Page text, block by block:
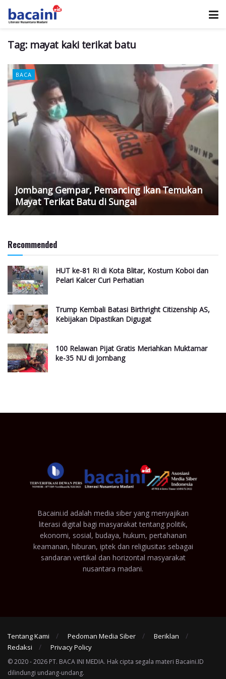
Tag: mayat kaki terikat batu
BACA
Jombang Gempar, Pemancing Ikan Temukan
Mayat Terikat Batu di Sungai
Recommended
HUT ke-81 RI di Kota Blitar, Kostum Koboi dan
Pelari Kalcer Curi Perhatian
Trump Kembali Batasi Birthright Citizenship AS,
Kebijakan Dipastikan Digugat
100 Relawan Pijat Gratis Meriahkan Muktamar
ke-35 NU di Jombang
Bacaini.id adalah media siber yang menyajikan
literasi digital bagi masyarakat tentang politik,
ekonomi, sosial, budaya, hukum, pertahanan
keamanan, hiburan, iptek dan religiusitas sebagai
sandaran vertikal dan horizontal masyarakat
nusantara madani.
Tentang Kami Pedoman Media Siber
Beriklan
Redaksi
Privacy Policy
© 2020 - 2026 PT. BACA INI MEDIA. Hak cipta segala materi Bacaini.ID
dilindungi undang-undang.